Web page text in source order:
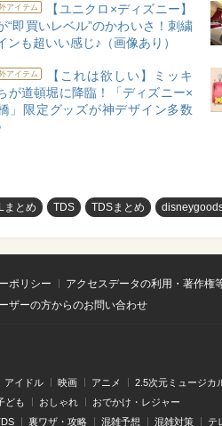
アイテム
【ユニクロ×ディズニー】
“即買いレベル”のかわいさ！刺繍
ンも超いい感じ♪（画像あり）
アイテム
【これは欲しい】ミッキ
が道頓堀に降臨！「ディズニー×
」限定グッズが神デザイン多数
まとめ TDS TDSまとめ
ポリシー アクセスデータの利用・著作権
ザーの方からのお問い合わせ
アイドル 映画 アニメ 2.5次元ミュージカ
ども おしゃれ おでかけ・レジャー
裏ワザ・攻略 混雑予想 混雑対策 テ